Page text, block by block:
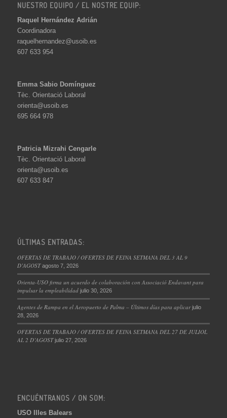
NUESTRO EQUIPO / EL NOSTRE EQUIP:
Raquel Hernández Adrián
Coordinadora
raquelhernandez@usoib.es
607 633 954
Emma Sabio Domínguez
Tèc. Orientació Laboral
orienta@usoib.es
695 664 978
Patricia Mizrahi Cengarle
Tèc. Orientació Laboral
orienta@usoib.es
607 633 847
ÚLTIMAS ENTRADAS:
OFERTAS DE TRABAJO / OFERTES DE FEINA SETMANA DEL 3 AL 9
D’AGOST agosto 7, 2026
Orienta-USO firma un acuerdo de colaboración con Associació Endavant para
impulsar la empleabilidad julio 30, 2026
Agentes de Rampa en el Aeropuerto de Palma – Últimos días para aplicar julio
28, 2026
OFERTAS DE TRABAJO / OFERTES DE FEINA SETMANA DEL 27 DE JULIOL
AL 2 D’AGOST julio 27, 2026
ENCUÉNTRANOS / ON SOM:
USO Illes Balears